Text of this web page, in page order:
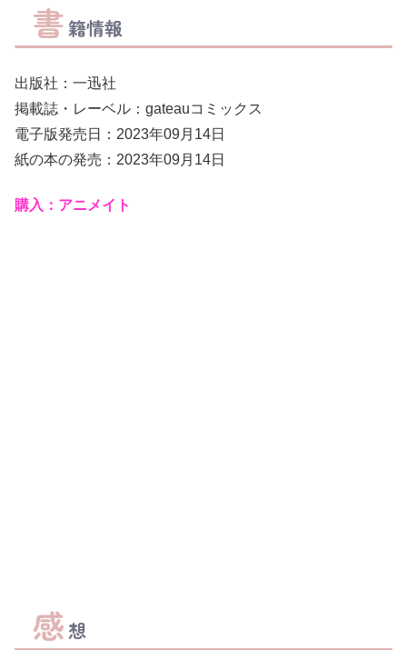
書籍情報
出版社：一迅社
掲載誌・レーベル：gateauコミックス
電子版発売日：2023年09月14日
紙の本の発売：2023年09月14日
購入：アニメイト
感想